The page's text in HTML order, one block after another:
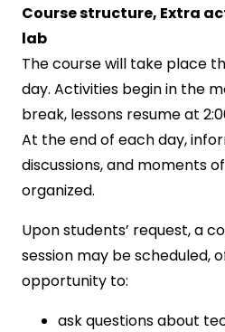
Course structure, Extra
lab
The course will take place
day. Activities begin in the
break, lessons resume at
At the end of each day,
discussions, and moments
organized.
Upon students’ request, a
session may be scheduled,
opportunity to:
ask questions about